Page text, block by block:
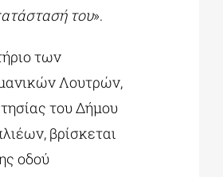
του».
των
Λουτρών,
του Δήμου
βρίσκεται
οδού